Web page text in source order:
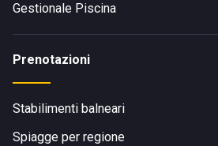
Gestionale Piscina
Prenotazioni
Stabilimenti balneari
Spiagge per regione